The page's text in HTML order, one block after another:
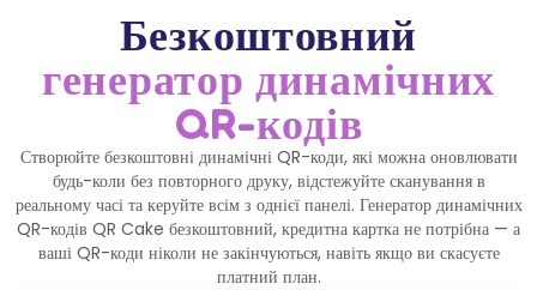
Тарифи
Блог
Документація
Допомога
API
Безкоштовний
генератор динамічних
QR-кодів
Створюйте безкоштовні динамічні QR-коди, які можна оновлювати
будь-коли без повторного друку, відстежуйте сканування в
реальному часі та керуйте всім з однієї панелі. Генератор динамічних
QR-кодів QR Cake безкоштовний, кредитна картка не потрібна — а
ваші QR-коди ніколи не закінчуються, навіть якщо ви скасуєте
платний план.